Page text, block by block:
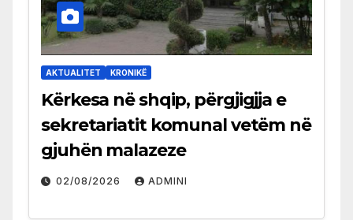
AKTUALITET KRONIKË
Kërkesa në shqip, përgjigjja e
sekretariatit komunal vetëm në
gjuhën malazeze
02/08/2026 ADMINI